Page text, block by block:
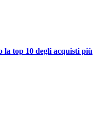
la top 10 degli acquisti più